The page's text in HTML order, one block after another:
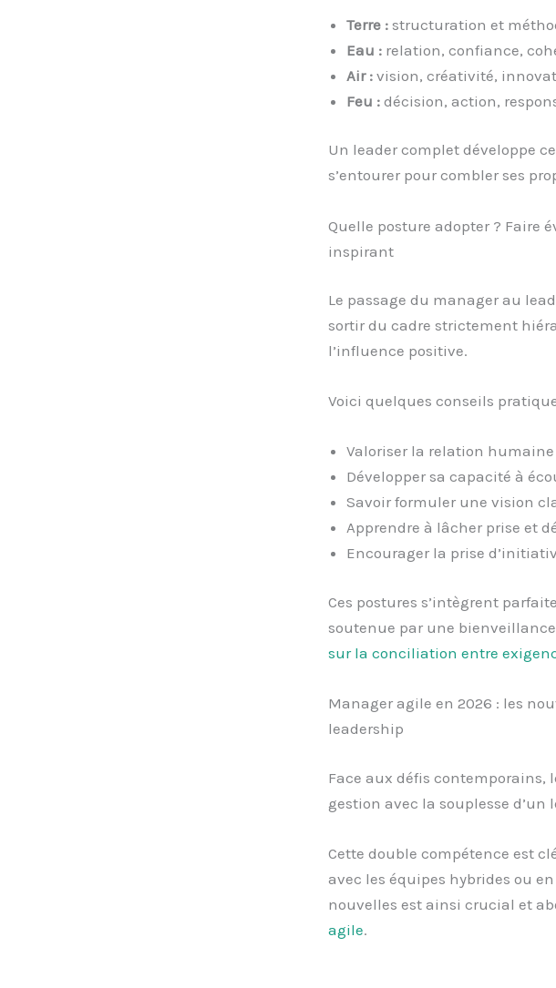
Terre :structuration et
Eau :relation, confiance,
Air :vision, créativité,
Feu :décision, action,
Un leader complet développe
s’entourer pour combler ses
Quelle posture adopter ? Faire
inspirant
Le passage du manager au
sortir du cadre strictement
l’influence positive.
Voici quelques conseils
Valoriser la relation
Développer sa capacité à
Savoir formuler une vision
Apprendre à lâcher prise et
Encourager la prise
Ces postures s’intègrent
soutenue par une
sur la conciliation entre
Manager agile en 2026 : les
leadership
Face aux défis
gestion avec la souplesse
Cette double compétence est
avec les équipes hybrides ou
nouvelles est ainsi crucial et
agile.